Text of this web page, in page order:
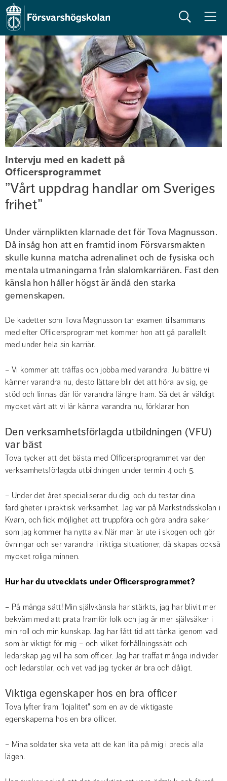
Sök Meny
”Vårt uppdrag handlar om Sveriges
frihet”
Intervju med en kadett på
Officersprogrammet
Under värnplikten klarnade det för Tova Magnusson.
Då insåg hon att en framtid inom Försvarsmakten
skulle kunna matcha adrenalinet och de fysiska och
mentala utmaningarna från slalomkarriären. Fast den
känsla hon håller högst är ändå den starka
gemenskapen.
De kadetter som Tova Magnusson tar examen tillsammans
med efter Officersprogrammet kommer hon att gå parallellt
med under hela sin karriär.
– Vi kommer att träffas och jobba med varandra. Ju bättre vi
känner varandra nu, desto lättare blir det att höra av sig, ge
stöd och finnas där för varandra längre fram. Så det är väldigt
mycket värt att vi lär känna varandra nu, förklarar hon
Den verksamhetsförlagda utbildningen (VFU)
var bäst
Tova tycker att det bästa med Officersprogrammet var den
verksamhetsförlagda utbildningen under termin 4 och 5.
– Under det året specialiserar du dig, och du testar dina
färdigheter i praktisk verksamhet. Jag var på Markstridsskolan i
Kvarn, och fick möjlighet att truppföra och göra andra saker
som jag kommer ha nytta av. När man är ute i skogen och gör
övningar och ser varandra i riktiga situationer, då skapas också
mycket roliga minnen.
Hur har du utvecklats under Officersprogrammet?
– På många sätt! Min självkänsla har stärkts, jag har blivit mer
bekväm med att prata framför folk och jag är mer självsäker i
min roll och min kunskap. Jag har fått tid att tänka igenom vad
som är viktigt för mig – och vilket förhållningssätt och
ledarskap jag vill ha som officer. Jag har träffat många individer
och ledarstilar, och vet vad jag tycker är bra och dåligt.
Viktiga egenskaper hos en bra officer
Tova lyfter fram "lojalitet" som en av de viktigaste
egenskaperna hos en bra officer.
– Mina soldater ska veta att de kan lita på mig i precis alla
lägen.